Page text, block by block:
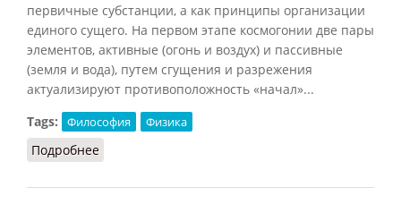
первичные субстанции, а как принципы организации
единого сущего. На первом этапе космогонии две пары
элементов, активные (огонь и воздух) и пассивные
(земля и вода), путем сгущения и разрежения
актуализируют противоположность «начал»...
Tags:
Философия Физика
Подробнее